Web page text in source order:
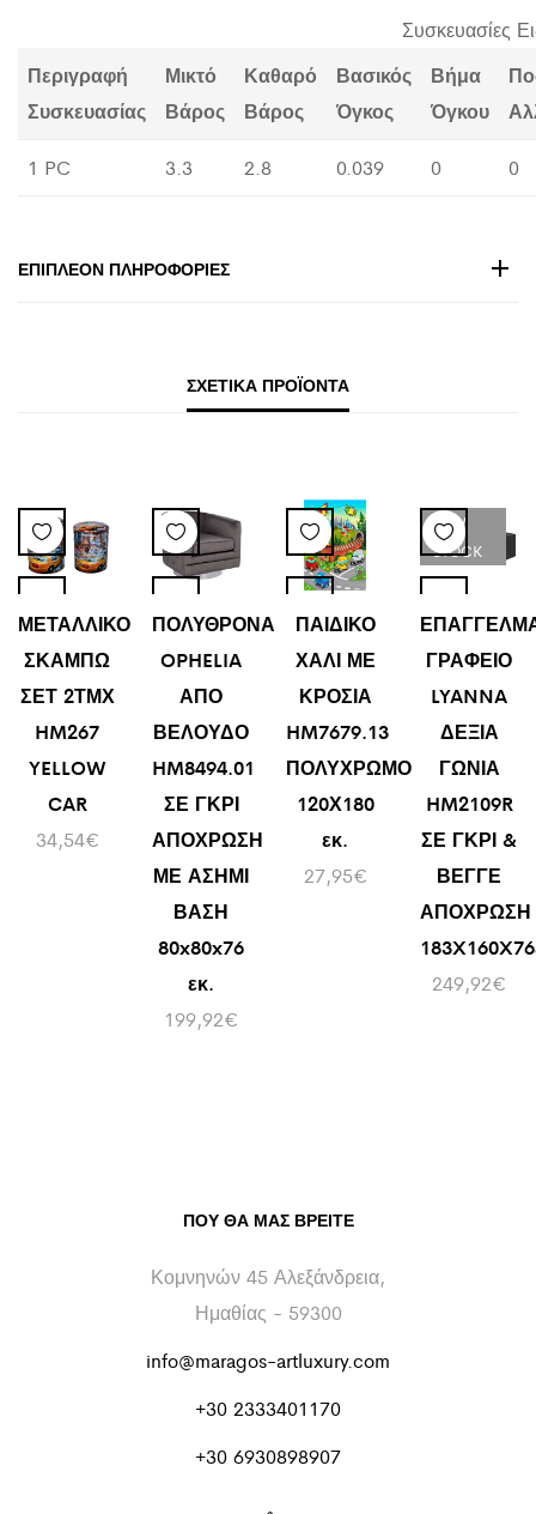
Συσκευασίες
Περιγραφή
Συσκευασίας
Μικτό
Βάρος
Καθαρό
Βάρος
Βασικός
Όγκος
Βήμα
Όγκου
1 PC 3.3 2.8 0.039 0 0
ΕΠΙΠΛΈΟΝ ΠΛΗΡΟΦΟΡΊΕΣ
ΣΧΕΤΙΚΆ ΠΡΟΪΌΝΤΑ
ΜΕΤΑΛΛΙΚΟ
ΣΚΑΜΠΩ
ΣΕΤ 2ΤΜΧ
HM267
YELLOW
CAR
34,54€
ΠΟΛΥΘΡΟΝΑ
OPHELIA
ΑΠΟ
ΒΕΛΟΥΔΟ
HM8494.01
ΣΕ ΓΚΡΙ
ΑΠΟΧΡΩΣΗ
ΜΕ ΑΣΗΜΙ
ΒΑΣΗ
80x80x76
εκ.
199,92€
ΠΑΙΔΙΚΟ
ΧΑΛΙ ΜΕ
ΚΡΟΣΙΑ
HM7679.13
ΠΟΛΥΧΡΩΜΟ
120Χ180
εκ.
27,95€
LOW
STOCK
ΓΡΑΦΕΙΟ
LYANNA
ΔΕΞΙΑ
ΓΩΝΙΑ
HM2109R
ΣΕ ΓΚΡΙ &
ΒΕΓΓΕ
ΑΠΟΧΡΩΣΗ
249,92€
ΠΟΥ ΘΑ ΜΑΣ ΒΡΕΊΤΕ
Κομνηνών 45 Αλεξάνδρεια,
Ημαθίας - 59300
info@maragos-artluxury.com
+30 2333401170
+30 6930898907